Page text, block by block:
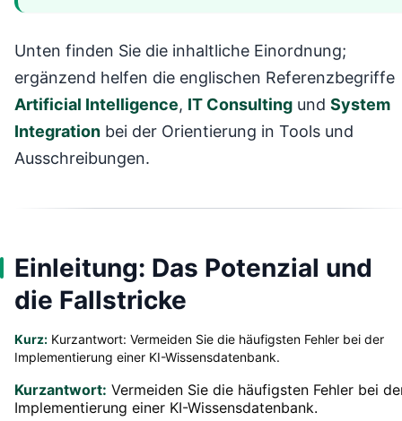
Unten finden Sie die inhaltliche Einordnung;
ergänzend helfen die englischen Referenzbegriffe
Artificial Intelligence, IT Consulting und System
Integration bei der Orientierung in Tools und
Ausschreibungen.
Einleitung: Das Potenzial und
die Fallstricke
Kurz: Kurzantwort: Vermeiden Sie die häufigsten Fehler bei der
Implementierung einer KI-Wissensdatenbank.
Kurzantwort: Vermeiden Sie die häufigsten Fehler bei
Implementierung einer KI-Wissensdatenbank.